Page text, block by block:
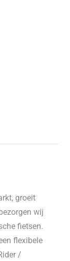
groeit
wij
fietsen.
flexibele
/